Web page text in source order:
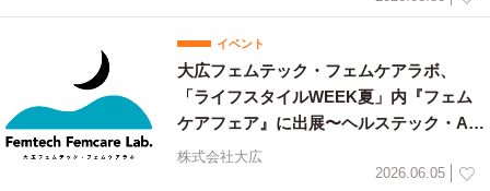
イベント
大広フェムテック・フェムケアラボ、
「ライフスタイルWEEK夏」内『フェム
ケアフェア』に出展〜ヘルステック・AI
とライフスタイルをテーマに6月24日パネ
株式会社大広
2026.06.05